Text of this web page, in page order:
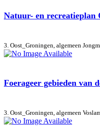
Natuur- en recreatieplan
3. Oost_Groningen, algemeen
Foerageer gebieden van
3. Oost_Groningen, algemeen